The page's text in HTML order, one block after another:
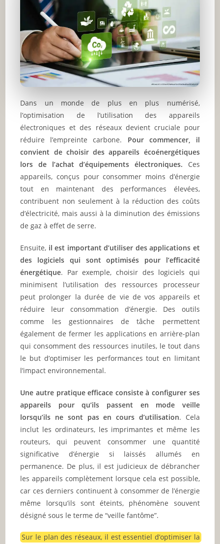
Dans un monde de plus en plus numérisé,
l’optimisation de l’utilisation des appareils
électroniques et des réseaux devient cruciale pour
réduire l’empreinte carbone. Pour commencer, il
convient de choisir des appareils écoénergétiques
lors de l’achat d’équipements électroniques. Ces
appareils, conçus pour consommer moins d’énergie
tout en maintenant des performances élevées,
contribuent non seulement à la réduction des coûts
d’électricité, mais aussi à la diminution des émissions
de gaz à effet de serre.
Ensuite, il est important d’utiliser des applications et
des logiciels qui sont optimisés pour l’efficacité
énergétique. Par exemple, choisir des logiciels qui
minimisent l’utilisation des ressources processeur
peut prolonger la durée de vie de vos appareils et
réduire leur consommation d’énergie. Des outils
comme les gestionnaires de tâche permettent
également de fermer les applications en arrière-plan
qui consomment des ressources inutiles, le tout dans
le but d’optimiser les performances tout en limitant
l’impact environnemental.
Une autre pratique efficace consiste à configurer ses
appareils pour qu’ils passent en mode veille
lorsqu’ils ne sont pas en cours d’utilisation. Cela
inclut les ordinateurs, les imprimantes et même les
routeurs, qui peuvent consommer une quantité
significative d’énergie si laissés allumés en
permanence. De plus, il est judicieux de débrancher
les appareils complètement lorsque cela est possible,
car ces derniers continuent à consommer de l’énergie
même lorsqu’ils sont éteints, phénomène souvent
désigné sous le terme de “veille fantôme”.
Sur le plan des réseaux, il est essentiel d’optimiser la